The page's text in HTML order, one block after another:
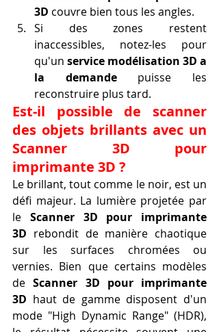
3D couvre bien tous les angles.
Si des zones restent
inaccessibles, notez-les pour
qu'un service modélisation 3D a
la demande puisse les
reconstruire plus tard.
Est-il possible de scanner
des objets brillants avec un
Scanner 3D pour
imprimante 3D ?
Le brillant, tout comme le noir, est un
défi majeur. La lumière projetée par
le Scanner 3D pour imprimante
3D rebondit de manière chaotique
sur les surfaces chromées ou
vernies. Bien que certains modèles
de Scanner 3D pour imprimante
3D haut de gamme disposent d'un
mode "High Dynamic Range" (HDR),